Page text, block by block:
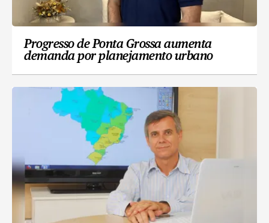
Progresso de Ponta Grossa aumenta
demanda por planejamento urbano